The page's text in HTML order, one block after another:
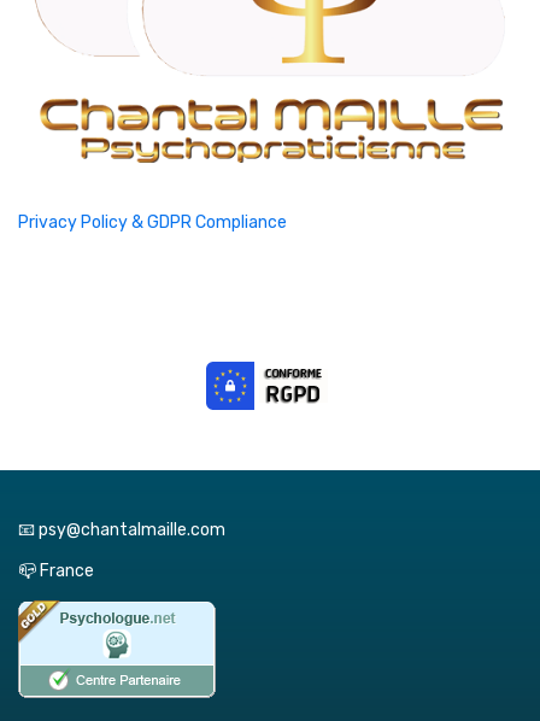
Privacy Policy & GDPR Compliance
📧 psy@chantalmaille.com
📪 France